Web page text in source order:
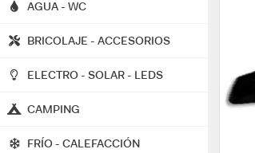
AGUA - WC
BRICOLAJE - ACCESORIOS
ELECTRO - SOLAR - LEDS
CAMPING
FRÍO - CALEFACCIÓN